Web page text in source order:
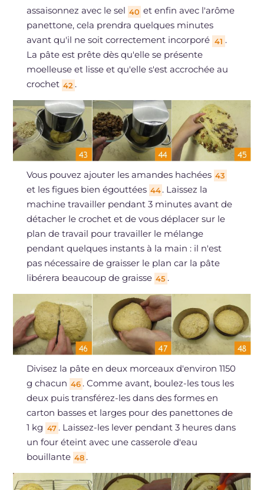
assaisonnez avec le sel 40 et enfin avec l'arôme
panettone, cela prendra quelques minutes
avant qu'il ne soit correctement incorporé 41 .
La pâte est prête dès qu'elle se présente
moelleuse et lisse et qu'elle s'est accrochée au
crochet 42 .
Vous pouvez ajouter les amandes hachées 43
et les figues bien égouttées 44 . Laissez la
machine travailler pendant 3 minutes avant de
détacher le crochet et de vous déplacer sur le
plan de travail pour travailler le mélange
pendant quelques instants à la main : il n'est
pas nécessaire de graisser le plan car la pâte
libérera beaucoup de graisse 45 .
Divisez la pâte en deux morceaux d'environ 1150
g chacun 46 . Comme avant, boulez-les tous les
deux puis transférez-les dans des formes en
carton basses et larges pour des panettones de
1 kg 47 . Laissez-les lever pendant 3 heures dans
un four éteint avec une casserole d'eau
bouillante 48 .